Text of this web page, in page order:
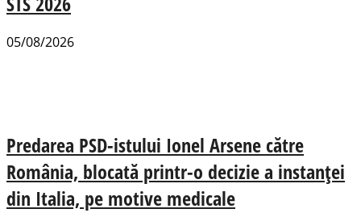
05/08/2026
Predarea PSD-istului Ionel Arsene către
România, blocată printr-o decizie a instanței
din Italia, pe motive medicale